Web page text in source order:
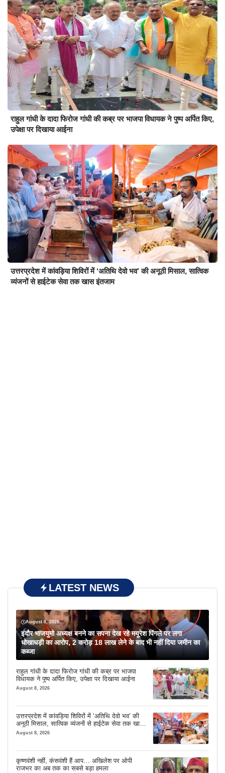
राहुल गांधी के दादा फिरोज गांधी की कब्र पर भाजपा विधायक ने पुष्प अर्पित किए,
उपेक्षा पर दिखाया आईना
उत्तरप्रदेश में कांवड़िया शिविरों में ‘अतिथि देवो भव’ की अनूठी मिसाल, सात्विक
व्यंजनों से हाईटेक सेवा तक खास इंतजाम
LATEST NEWS
August 8, 2026
इंदौर भाजयुमो अध्यक्ष बनने का सपना देख रहे मयूरेश पिंगले पर लगा
धोखाधड़ी का आरोप, 2 करोड़ 18 लाख लेने के बाद भी नहीं दिया जमीन का
कब्जा
राहुल गांधी के दादा फिरोज गांधी की कब्र पर भाजपा
विधायक ने पुष्प अर्पित किए, उपेक्षा पर दिखाया आईना
August 8, 2026
उत्तरप्रदेश में कांवड़िया शिविरों में ‘अतिथि देवो भव’ की
अनूठी मिसाल, सात्विक व्यंजनों से हाईटेक सेवा तक खास
इंतजाम
August 8, 2026
कृष्णवंशी नहीं, कंसवंशी हैं आप… अखिलेश पर ओपी
राजभर का अब तक का सबसे बड़ा हमला